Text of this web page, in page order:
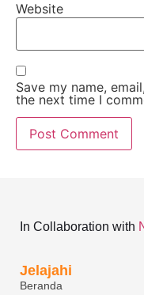
Website
Save my name,
the next time I
In Collaboration with
Jelajahi
Beranda